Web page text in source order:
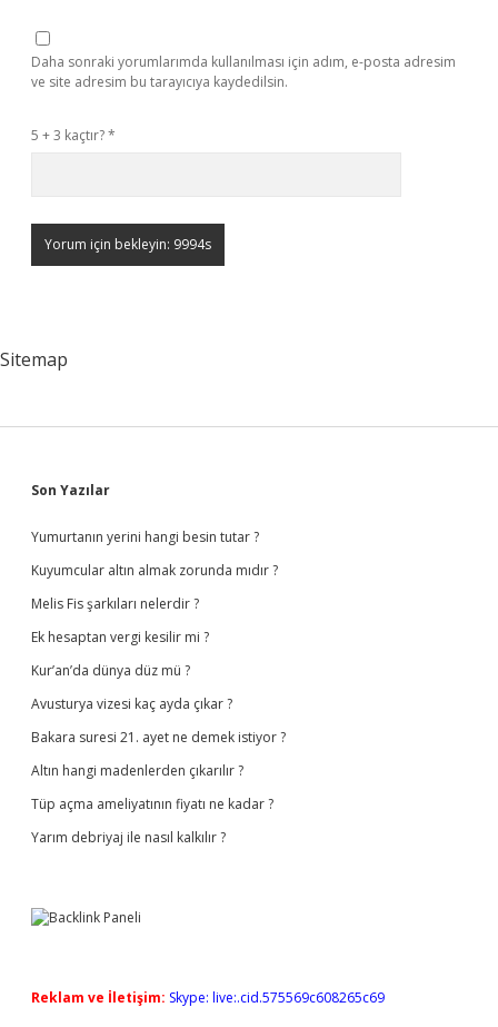
Daha sonraki yorumlarımda kullanılması için adım, e-posta adresim
ve site adresim bu tarayıcıya kaydedilsin.
5 + 3 kaçtır?*
Sitemap
Sidebar
Son Yazılar
Yumurtanın yerini hangi besin tutar ?
Kuyumcular altın almak zorunda mıdır ?
Melis Fis şarkıları nelerdir ?
Ek hesaptan vergi kesilir mi ?
Kur’an’da dünya düz mü ?
Avusturya vizesi kaç ayda çıkar ?
Bakara suresi 21. ayet ne demek istiyor ?
Altın hangi madenlerden çıkarılır ?
Tüp açma ameliyatının fiyatı ne kadar ?
Yarım debriyaj ile nasıl kalkılır ?
Reklam ve İletişim: Skype: live:.cid.575569c608265c69